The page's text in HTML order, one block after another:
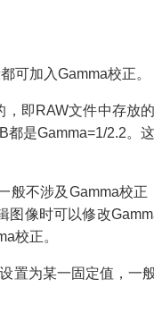
可加入Gamma校正。
，即 RAW文件中存放
都是Gamma=1/2.2。
般不涉及 Gamma校正
图像时可以修改
校正。
设置为某一固定值，一